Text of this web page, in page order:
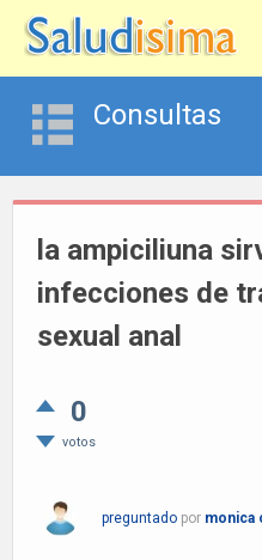
Consultas
la ampiciliuna
infecciones de
sexual anal
0
votos
preguntado por monica